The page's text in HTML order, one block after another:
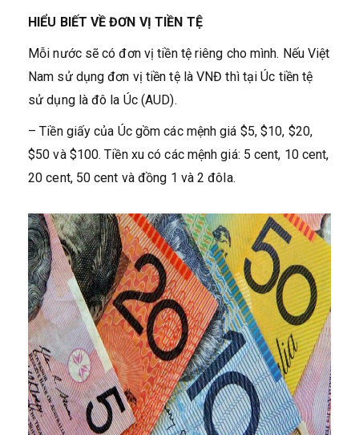
HIỂU BIẾT VỀ ĐƠN VỊ TIỀN TỆ
Mỗi nước sẽ có đơn vị tiền tệ riêng cho mình. Nếu Việt
Nam sử dụng đơn vị tiền tệ là VNĐ thì tại Úc tiền tệ
sử dụng là đô la Úc (AUD).
– Tiền giấy của Úc gồm các mệnh giá $5, $10, $20,
$50 và $100. Tiền xu có các mệnh giá: 5 cent, 10 cent,
20 cent, 50 cent và đồng 1 và 2 đôla.